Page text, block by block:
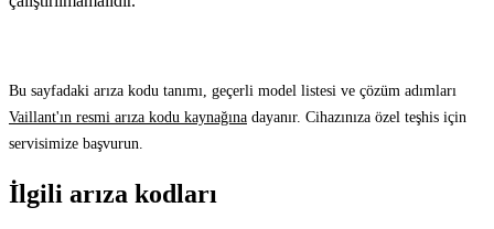
Bu sayfadaki arıza kodu tanımı, geçerli model listesi ve çözüm adımları
Vaillant'ın resmi arıza kodu kaynağına dayanır. Cihazınıza özel teşhis için
servisimize başvurun.
İlgili arıza kodları